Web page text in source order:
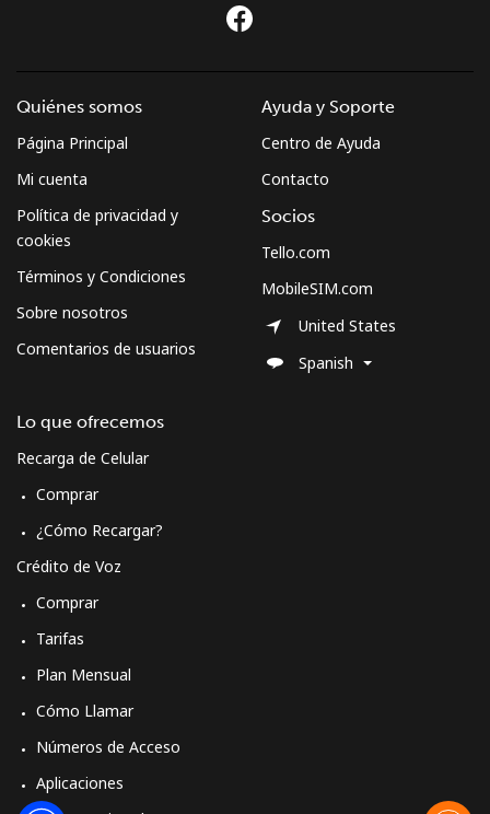
Quiénes somos
Página Principal
Mi cuenta
Política de privacidad y
cookies
Términos y Condiciones
Sobre nosotros
Comentarios de usuarios
Lo que ofrecemos
Recarga de Celular
Comprar
¿Cómo Recargar?
Crédito de Voz
Comprar
Tarifas
Plan Mensual
Cómo Llamar
Números de Acceso
Aplicaciones
Ayuda y Soporte
Centro de Ayuda
Contacto
Socios
Tello.com
MobileSIM.com
United States
Spanish